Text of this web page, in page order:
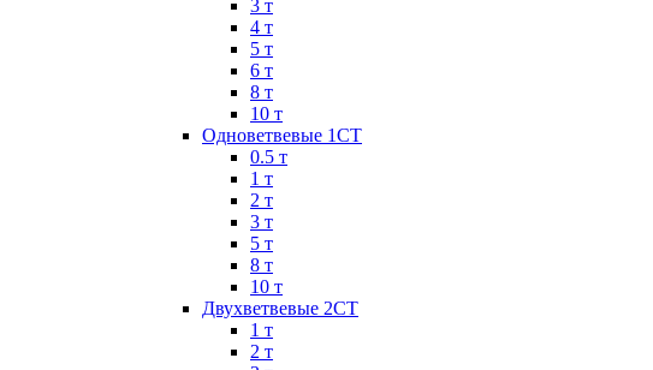
3 т
4 т
5 т
6 т
8 т
10 т
Одноветвевые 1СТ
0.5 т
1 т
2 т
3 т
5 т
8 т
10 т
Двухветвевые 2СТ
1 т
2 т